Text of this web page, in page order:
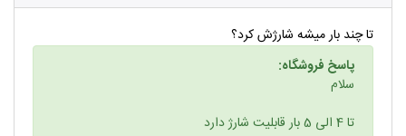
تا چند بار میشه شارژش کرد؟
پاسخ فروشگاه:
سلام
تا 4 الی 5 بار قابلیت شارژ دارد